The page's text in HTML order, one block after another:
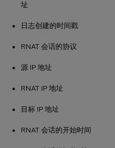
址
日志创建的时间戳
RNAT 会话的协议
源 IP 地址
RNAT IP 地址
目标 IP 地址
RNAT 会话的开始时间